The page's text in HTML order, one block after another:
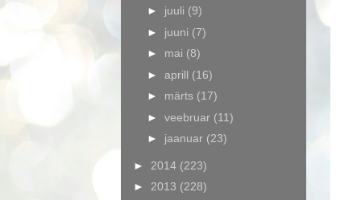
► juuli (9)
► juuni (7)
► mai (8)
► aprill (16)
► märts (17)
► veebruar (11)
► jaanuar (23)
► 2014 (223)
► 2013 (228)